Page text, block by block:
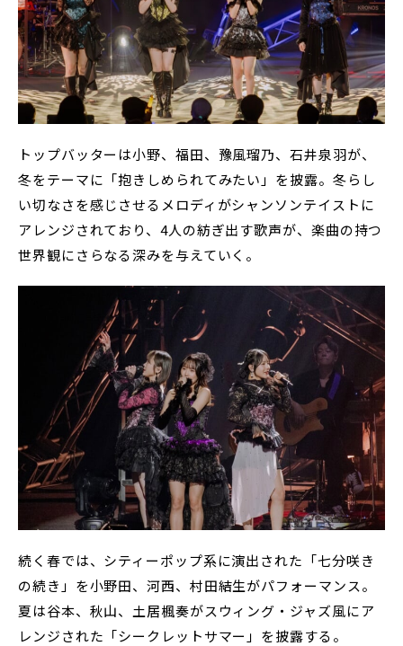
トップバッターは小野、福田、豫風瑠乃、石井泉羽が、
冬をテーマに「抱きしめられてみたい」を披露。冬らし
い切なさを感じさせるメロディがシャンソンテイストに
アレンジされており、4人の紡ぎ出す歌声が、楽曲の持つ
世界観にさらなる深みを与えていく。
続く春では、シティーポップ系に演出された「七分咲き
の続き」を小野田、河西、村田結生がパフォーマンス。
夏は谷本、秋山、土居楓奏がスウィング・ジャズ風にア
レンジされた「シークレットサマー」を披露する。